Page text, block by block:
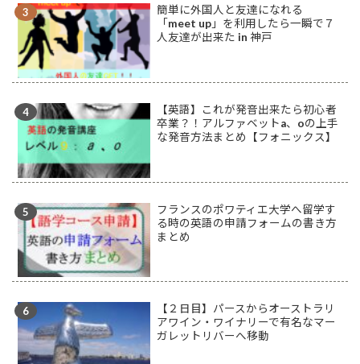
簡単に外国人と友達になれる
「meet up」を利用したら一瞬で７
人友達が出来た in 神戸
【英語】これが発音出来たら初心者
卒業？！アルファベットa、oの上手
な発音方法まとめ【フォニックス】
フランスのポワティエ大学へ留学す
る時の英語の申請フォームの書き方
まとめ
【２日目】パースからオーストラリ
アワイン・ワイナリーで有名なマー
ガレットリバーへ移動